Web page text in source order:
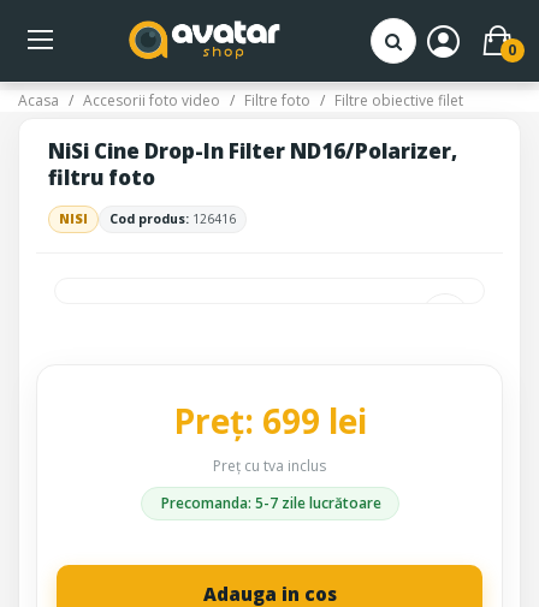
0
Acasa Accesorii foto video Filtre foto Filtre obiective filet
NiSi Cine Drop-In Filter ND16/Polarizer,
filtru foto
NISI Cod produs: 126416
Preț: 699 lei
Preț cu tva inclus
Precomanda: 5-7 zile lucrătoare
Adauga in cos